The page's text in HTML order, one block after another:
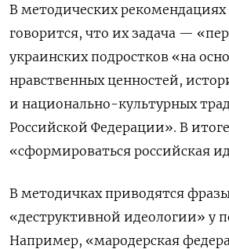
В методических рекомендациях
говорится, что их задача —
украинских подростков «на
нравственных ценностей,
и национально-культурных
Российской Федерации». В
«сформироваться российская
В методичках приводятся
«деструктивной идеологии» у
Например, «мародерская